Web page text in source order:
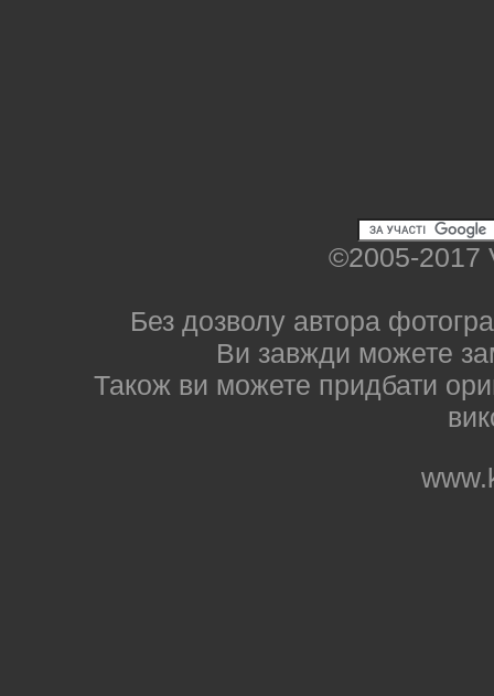
©2005-2017
Без дозволу автора
Ви завжди можете
Також ви можете придбати